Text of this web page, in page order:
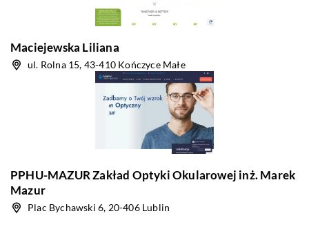
Maciejewska Liliana
ul. Rolna 15, 43-410 Kończyce Małe
PPHU-MAZUR Zakład Optyki Okularowej inż. Marek
Mazur
Plac Bychawski 6, 20-406 Lublin